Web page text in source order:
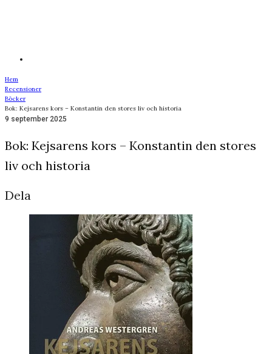
Hem
Recensioner
Böcker
Bok: Kejsarens kors – Konstantin den stores liv och historia
9 september 2025
Bok: Kejsarens kors – Konstantin den stores
liv och historia
Dela